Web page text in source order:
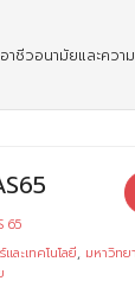
าชีวอนามัยและควา
65
ละเทคโนโลยี, มหาวิทย